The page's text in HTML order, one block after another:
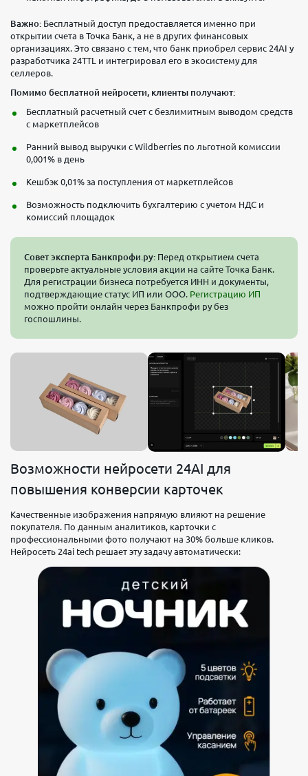
₽/мес
юр.
Безлимит
Переводы
физ
10
млн
Вывод
наличных
5 млн
₽/мес
Важно: Бесплатный доступ предоставляется именно при
открытии счета в Точка Банк, а не в других финансовых
организациях. Это связано с тем, что банк приобрел сервис 24AI у
разработчика 24TTL и интегрировал его в экосистему для
селлеров.
Помимо бесплатной нейросети, клиенты получают:
Бесплатный расчетный счет с безлимитным выводом средств
с маркетплейсов
Ранний вывод выручки с Wildberries по льготной комиссии
0,001% в день
Кешбэк 0,01% за поступления от маркетплейсов
Возможность подключить бухгалтерию с учетом НДС и
комиссий площадок
Совет эксперта Банкпрофи.ру: Перед открытием счета
проверьте актуальные условия акции на сайте Точка Банк.
Для регистрации бизнеса потребуется ИНН и документы,
подтверждающие статус ИП или ООО. Регистрацию ИП
можно пройти онлайн через Банкпрофи ру без
госпошлины.
Возможности нейросети 24AI для
повышения конверсии карточек
Качественные изображения напрямую влияют на решение
покупателя. По данным аналитиков, карточки с
профессиональными фото получают на 30% больше кликов.
Нейросеть 24ai tech решает эту задачу автоматически: